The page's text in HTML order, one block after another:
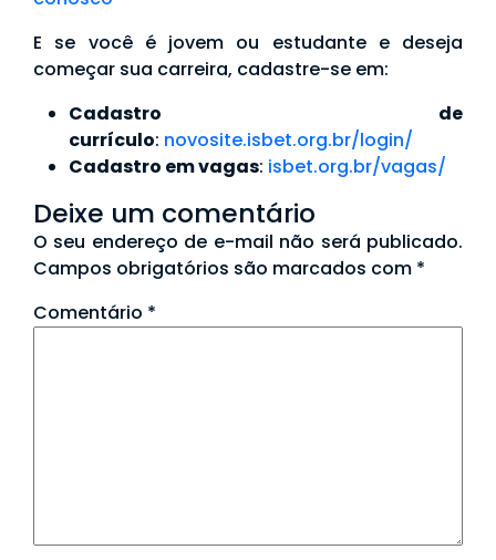
E se você é jovem ou estudante e deseja
começar sua carreira, cadastre-se em:
Cadastro de
currículo: novosite.isbet.org.br/login/
Cadastro em vagas: isbet.org.br/vagas/
Deixe um comentário
O seu endereço de e-mail não será publicado.
Campos obrigatórios são marcados com *
Comentário *